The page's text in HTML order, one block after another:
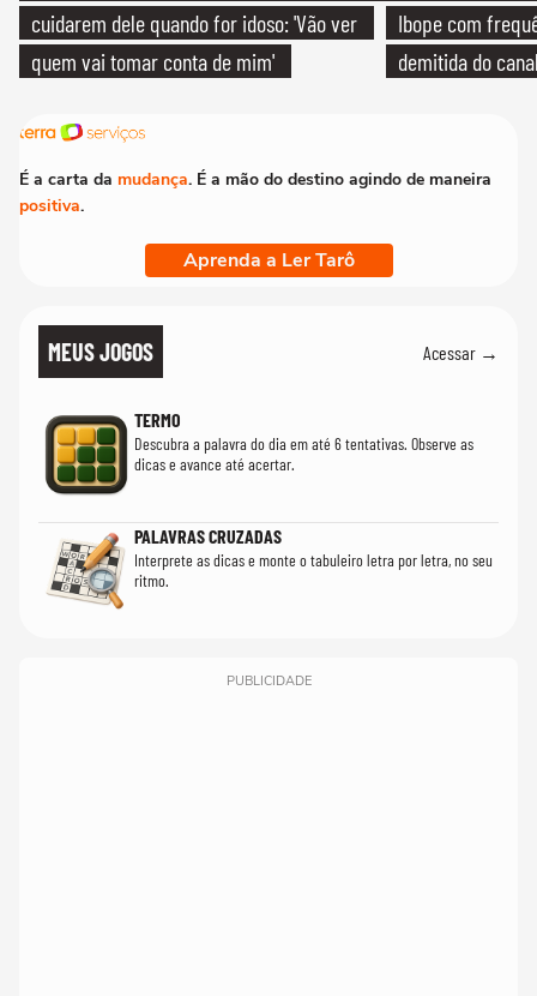
cuidarem dele quando for idoso: 'Vão ver
quem vai tomar conta de mim'
Ibope com
demitida do
É a carta da mudança. É a mão do destino agindo de maneira
positiva.
Aprenda a Ler Tarô
MEUS JOGOS Acessar →
TERMO
Descubra a palavra do dia em até 6 tentativas. Observe as
dicas e avance até acertar.
PALAVRAS CRUZADAS
Interprete as dicas e monte o tabuleiro letra por letra, no seu
ritmo.
PUBLICIDADE